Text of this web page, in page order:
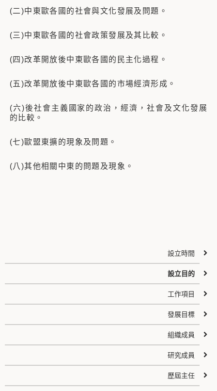
(二)中東歐各國的社會與文化發展及問題。
(三)中東歐各國的社會政策發展及其比較。
(四)改革開放後中東歐各國的民主化過程。
(五)改革開放後中東歐各國的市場經濟形成。
(六)後社會主義國家的政治，經濟，社會及文化發展
的比較。
(七)歐盟東擴的現象及問題。
(八)其他相關中東的問題及現象。
設立時間
設立目的
工作項目
發展目標
組織成員
研究成員
歷屆主任